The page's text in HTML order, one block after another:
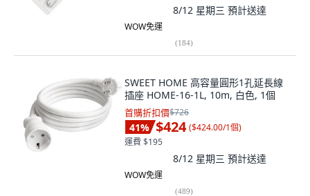
8/12 星期三 預計送達
WOW免運
(184)
SWEET HOME 高容量圓形1孔延長線
插座 HOME-16-1L, 10m, 白色, 1個
首購折扣價$726
41% $424 ($424.00/1個)
運費 $195
8/12 星期三 預計送達
WOW免運
(489)